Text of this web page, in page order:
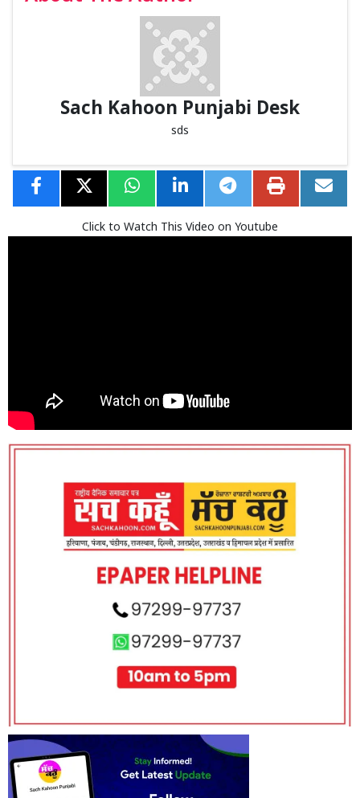
Sach Kahoon Punjabi Desk
sds
Click to Watch This Video on Youtube